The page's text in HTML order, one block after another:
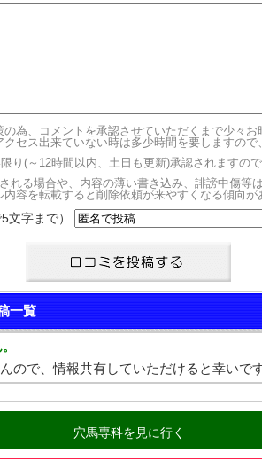
為、コメントを承認させていただくまで少々お
セス出来ていない時は多少時間を要しますので
り(～12時間以内、土日も更新)承認されますので
れる場合や、内容の薄い書き込み、誹謗中傷等
容を転載すると削除依頼が来やすくなる傾向が
文字まで）
一覧
ので、情報共有していただけると幸いです
穴馬専科を見に行く